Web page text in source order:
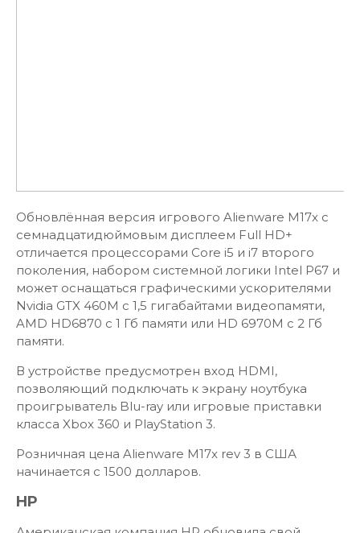
Обновлённая версия игрового Alienware M17x с
семнадцатидюймовым дисплеем Full HD+
отличается процессорами Core i5 и i7 второго
поколения, набором системной логики Intel P67 и
может оснащаться графическими ускорителями
Nvidia GTX 460M с 1,5 гигабайтами видеопамяти,
AMD HD6870 с 1 Гб памяти или HD 6970M с 2 Гб
памяти.
В устройстве предусмотрен вход HDMI,
позволяющий подключать к экрану ноутбука
проигрыватель Blu-ray или игровые приставки
класса Xbox 360 и PlayStation 3.
Розничная цена Alienware M17x rev 3 в США
начинается с 1500 долларов.
HP